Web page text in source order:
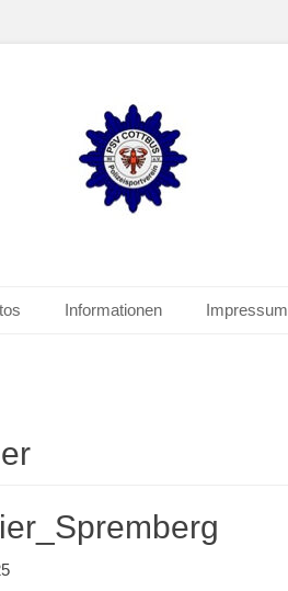
Informationen Impressum